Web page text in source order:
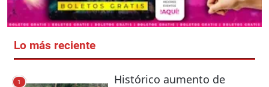
Lo más reciente
1
Histórico aumento de